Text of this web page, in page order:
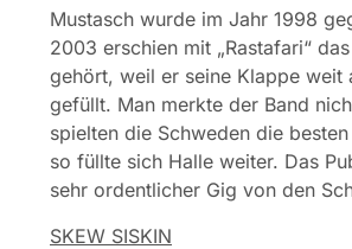
Mustasch wurde im Jahr 1998
2003 erschien mit „Rastafari“
gehört, weil er seine Klappe
gefüllt. Man merkte der Band
spielten die Schweden die
so füllte sich Halle weiter. Das
sehr ordentlicher Gig von den
SKEW SISKIN